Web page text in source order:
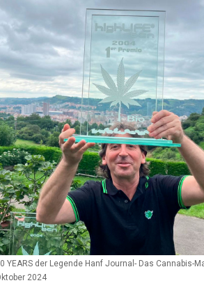
YEARS der Legende Hanf Journal- Das Cannabis-
2024